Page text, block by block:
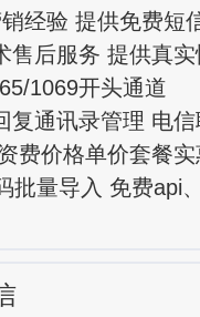
经验 提供免费短
售后服务 提供真
1069开头通道
复通讯录管理 电
费价格单价套餐
批量导入 免费api